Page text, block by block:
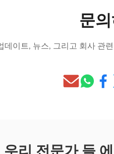
문
데이트, 뉴스, 그리고 회사 관
우리 전문가 들